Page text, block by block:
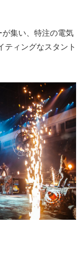
集い、特注の電気
ティングなスタント